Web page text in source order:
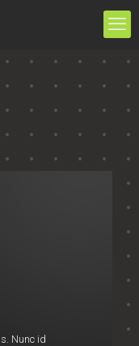
Nunc id